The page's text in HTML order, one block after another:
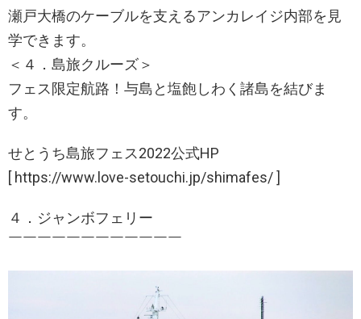
瀬戸大橋のケーブルを支えるアンカレイジ内部を見
学できます。
＜４．島旅クルーズ＞
フェス限定航路！与島と塩飽しわく諸島を結びま
す。
せとうち島旅フェス2022公式HP
[ https://www.love-setouchi.jp/shimafes/ ]
４．ジャンボフェリー
￣￣￣￣￣​￣￣￣￣￣￣￣